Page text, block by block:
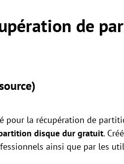
de
pour la récupération de
disque dur gratuit.
ainsi que par les